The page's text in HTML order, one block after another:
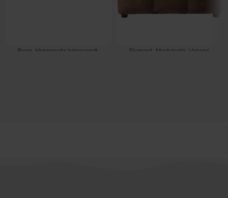
Bean, Hjørnesofa højrevendt,
Element, Modulsofa, Valnød,